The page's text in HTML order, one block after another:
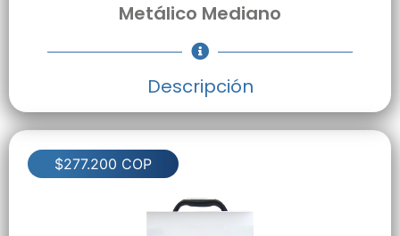
Metálico Mediano
Descripción
$277.200 COP